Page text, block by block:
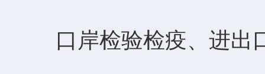
口岸检验检疫、进出